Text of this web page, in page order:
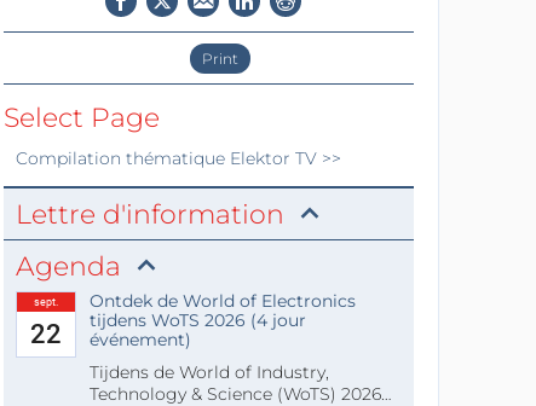
Print
Select Page
Compilation thématique Elektor TV>>
Lettre d'information
Agenda
sept.
22
Ontdek de World of Electronics
tijdens WoTS 2026 (4 jour
événement)
Tijdens de World of Industry,
Technology & Science (WoTS) 2026